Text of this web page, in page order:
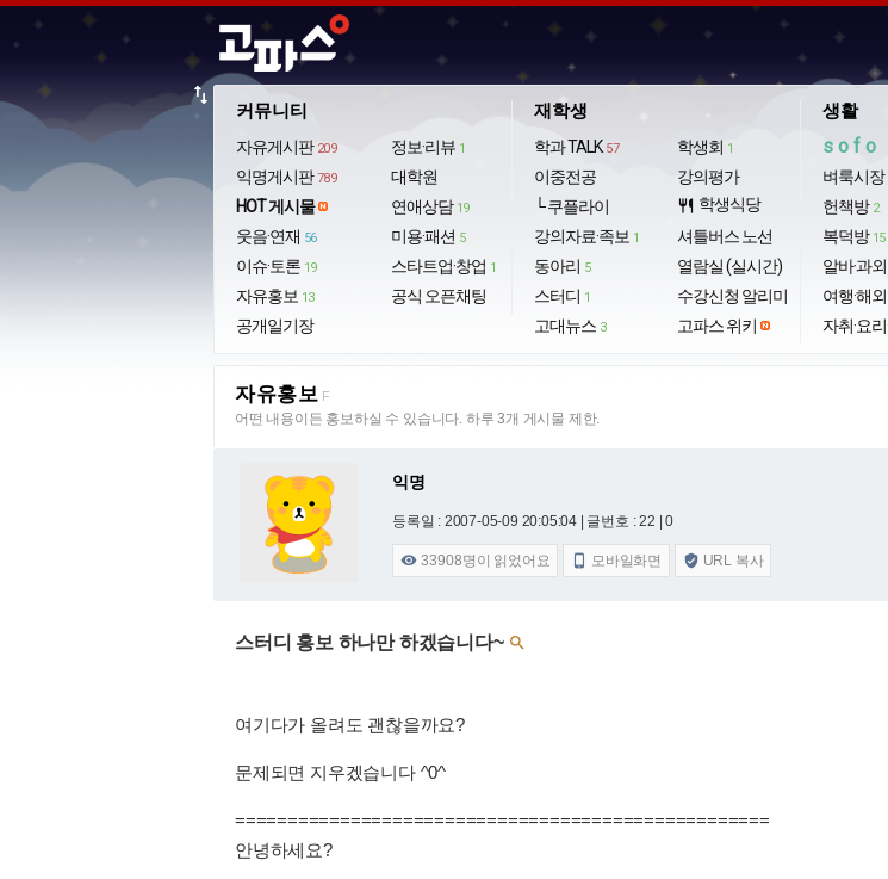
커뮤니티
자유게시판 209
익명게시판 789
HOT 게시물
웃음·연재 56
이슈·토론 19
자유홍보 13
공개일기장
정보·리뷰 1
대학원
연애상담 19
미용·패션 5
스타트업·창업 1
공식 오픈채팅
재학생
학과 TALK 57
이중전공
└ 쿠플라이
강의자료·족보 1
동아리 5
스터디 1
고대뉴스 3
학생회 1
강의평가
restaurant 학생식당
셔틀버스 노선
열람실 (실시간)
수강신청 알리미
고파스 위키
생활
sofo
벼룩시장
헌책방 2
복덕방 15
알바·과외
여행·해외
자취·요
import_export
자유홍보 F
어떤 내용이든 홍보하실 수 있습니다. 하루 3개 게시물 제한.
익명
등록일 : 2007-05-09 20:05:04 | 글번호 : 22 | 0
 33908명이 읽었어요  모바일화면  URL 복사
스터디 홍보 하나만 하겠습니다~ 
여기다가 올려도 괜찮을까요?
문제되면 지우겠습니다 ^0^
===================================================
안녕하세요?